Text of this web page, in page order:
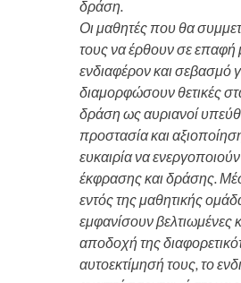
δράση.
Οι μαθητές που θα
τους να έρθουν σε επαφή
ενδιαφέρον και σεβασμό
διαμορφώσουν θετικές
δράση ως αυριανοί
προστασία και
ευκαιρία να
έκφρασης και δράσης.
εντός της μαθητικής
εμφανίσουν βελτιωμένες
αποδοχή της
αυτοεκτίμησή τους, το